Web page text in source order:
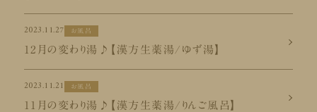
2023.11.27 お風呂
12月の変わり湯♪【漢方生薬湯/ゆず湯】
2023.11.21 お風呂
11月の変わり湯♪【漢方生薬湯/りんご風呂】